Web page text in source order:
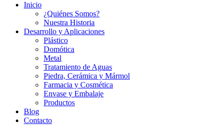
Inicio
¿Quiénes Somos?
Nuestra Historia
Desarrollo y Aplicaciones
Plástico
Domótica
Metal
Tratamiento de Aguas
Piedra, Cerámica y Mármol
Farmacia y Cosmética
Envase y Embalaje
Productos
Blog
Contacto